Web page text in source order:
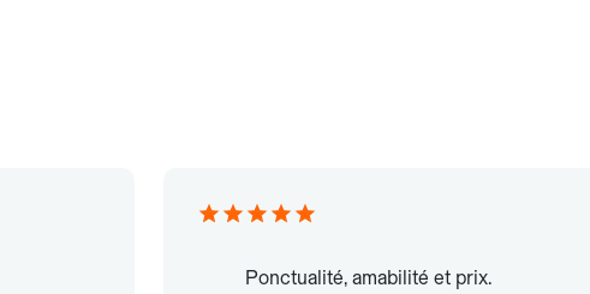
Ponctualité, amabilité et prix.